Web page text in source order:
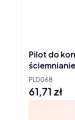
PLD068
Pilot do
Cena
61,71 zł